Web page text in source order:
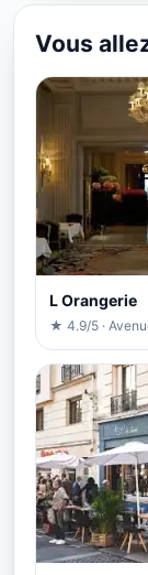
Vous
L Orangerie
★ 4.9/5 ·